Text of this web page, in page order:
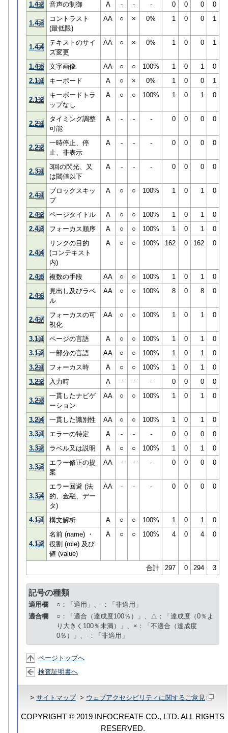
1.4.2
音声の制御 A - - - 0 0 0 0
1.4.3
コントラスト
(最低限)
AA ○ × 0% 1 0 0 1
1.4.4
テキストのサイ
ズ変更
AA ○ × 0% 1 0 0 1
1.4.5 文字画像 AA ○ ○ 100% 1 0 1
0
2.1.1
キーボード A ○ × 0% 1 0 0 1
2.1.2
キーボードトラ
ップなし
A ○ ○ 100% 1 0 1 0
2.2.1
タイミング調整
可能
A - - - 0 0 0 0
2.2.2
一時停止、停
止、非表示
A - - - 0 0 0 0
2.3.1
3回の閃光、又
は閾値以下
A - - - 0 0 0 0
2.4.1
ブロックスキッ
プ
A ○ ○ 100% 1 0 1 0
2.4.2 ページタイトル A ○ ○ 100% 1 0 1
0
2.4.3
フォーカス順序 A ○ ○ 100% 1 0 1 0
2.4.4
リンクの目的
(コンテキスト
内)
A ○ ○ 100% 162 0 162 0
2.4.5 複数の手段 AA ○ ○ 100% 1 0 1 0
2.4.6
見出し及びラベ
ル
AA ○ ○ 100% 8 0 8 0
2.4.7
フォーカスの可
視化
AA ○ ○ 100% 1 0 1 0
3.1.1 ページの言語 A ○ ○ 100% 1 0 1
0
3.1.2
一部分の言語 AA ○ ○ 100% 1 0 1
0
3.2.1
フォーカス時 A ○ ○ 100% 1 0 1
0
3.2.2
入力時 A - - - 0 0 0 0
3.2.3
一貫したナビゲ
ーション
AA ○ ○ 100% 1 0 1 0
3.2.4 一貫した識別性 AA ○ ○ 100% 1 0 1
0
3.3.1
エラーの特定 A - - - 0 0 0
0
3.3.2
ラベル又は説明 A ○ ○ 100% 1 0 1 0
3.3.3
エラー修正の提
案
AA - - - 0 0 0 0
3.3.4
エラー回避 (法
的、金融、デー
タ)
AA - - - 0 0 0 0
4.1.1 構文解析 A ○ ○ 100% 1 0 1 0
4.1.2
名前 (name) ・
役割 (role) 及び
値 (value)
A ○ ○ 100% 4 0 4 0
合計 297 0 294 3
記号の種類
適用欄
○：「適用」、-：「非適用」
適合欄
○：「適合（達成度100％）」、△：「達成度（0％よ
り大きく100％未満）」、×：「不適合（達成度
0％）」、-：「非適用」
ページトップへ
検査証明書へ
> サイトマップ> ウェブアクセシビリティに関するご意見
COPYRIGHT © 2019 INFOCREATE CO., LTD. ALL RIGHTS
RESERVED.